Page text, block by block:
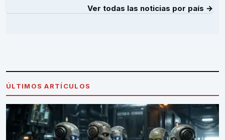
Ver todas las noticias por país →
ÚLTIMOS ARTÍCULOS